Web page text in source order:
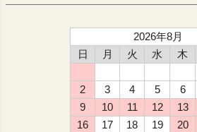
2026年8月
日
月 火 水 木
2
3 4 5 6
9
10 11 12 13
16
17 18 19 20